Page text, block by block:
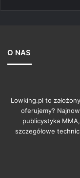
O NAS
Lowking.pl to
oferujemy?
publicystyka
szczegółowe